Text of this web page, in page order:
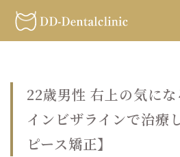
22歳男性 右上の気に
インビザラインで治療
ピース矯正】